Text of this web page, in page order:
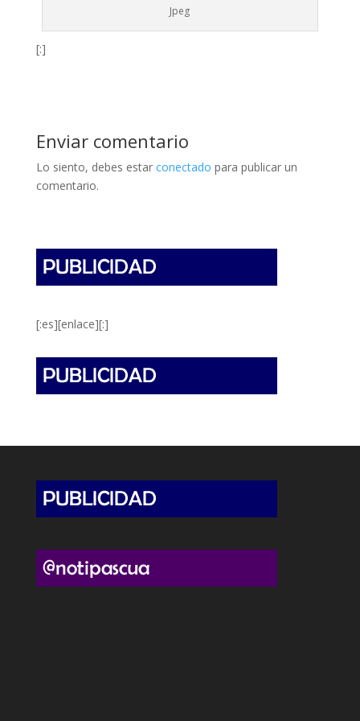
Jpeg
[:]
Enviar comentario
Lo siento, debes estar conectado para publicar un
comentario.
[:es][enlace][:]